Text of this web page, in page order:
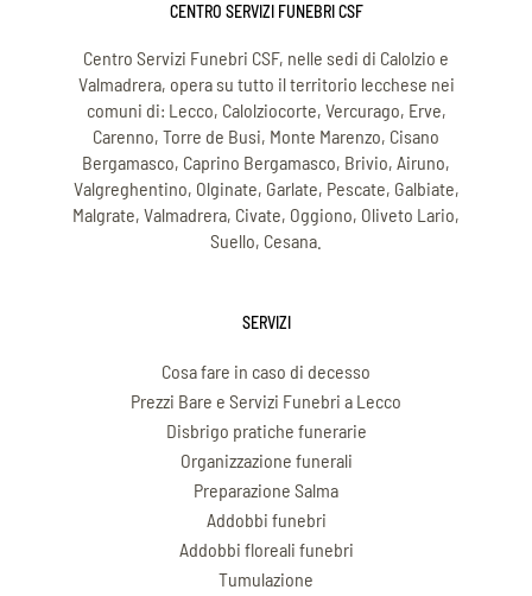
CENTRO SERVIZI FUNEBRI CSF
Centro Servizi Funebri CSF, nelle sedi di Calolzio e
Valmadrera, opera su tutto il territorio lecchese nei
comuni di: Lecco, Calolziocorte, Vercurago, Erve,
Carenno, Torre de Busi, Monte Marenzo, Cisano
Bergamasco, Caprino Bergamasco, Brivio, Airuno,
Valgreghentino, Olginate, Garlate, Pescate, Galbiate,
Malgrate, Valmadrera, Civate, Oggiono, Oliveto Lario,
Suello, Cesana.
SERVIZI
Cosa fare in caso di decesso
Prezzi Bare e Servizi Funebri a Lecco
Disbrigo pratiche funerarie
Organizzazione funerali
Preparazione Salma
Addobbi funebri
Addobbi floreali funebri
Tumulazione